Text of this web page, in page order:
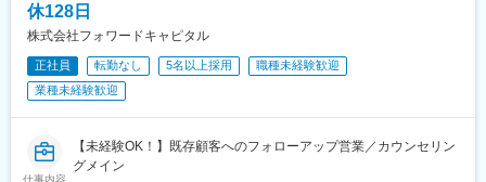
入への資金や知識が不足しており、効率化や地域経済の活性化が
進みにくい状況です。持続可能な開発目標(SDGs)を考慮したデジ
＜地域が抱えるDX/SXの課題例＞
地域特有の産業構造と課題への対応など
休128日
株式会社フォワードキャピタル
正社員 転勤なし 5名以上採用
職種未経験歓迎
業種未経験歓迎
仕事内容
【未経験OK！】既存顧客へのフォローアップ営業／カウンセリン
グメイン